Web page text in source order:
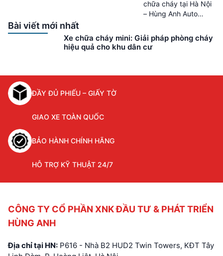
chữa cháy tại Hà Nội
– Hùng Anh Auto
chữa cháy tại Hà Nội
– Thiết bị chữa cháy
Bài viết mới nhất
Xe chữa cháy mini: Giải pháp phòng cháy
hiệu quả cho khu dân cư
ĐẦY ĐỦ PHIẾU – GIẤY TỜ
GIAO XE TOÀN QUỐC
BẢO HÀNH CHÍNH HÃNG
HỖ TRỢ KỸ THUẬT 24/7
CÔNG TY CỔ PHẦN XNK ĐẦU TƯ & PHÁT TRIỂN
HÙNG ANH
Địa chỉ tại HN: P616 - Nhà B2 HUD2 Twin Towers, KĐT Tây